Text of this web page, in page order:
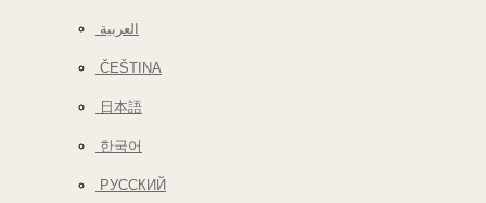
العربية
ČEŠTINA
日本語
한국어
РУССКИЙ